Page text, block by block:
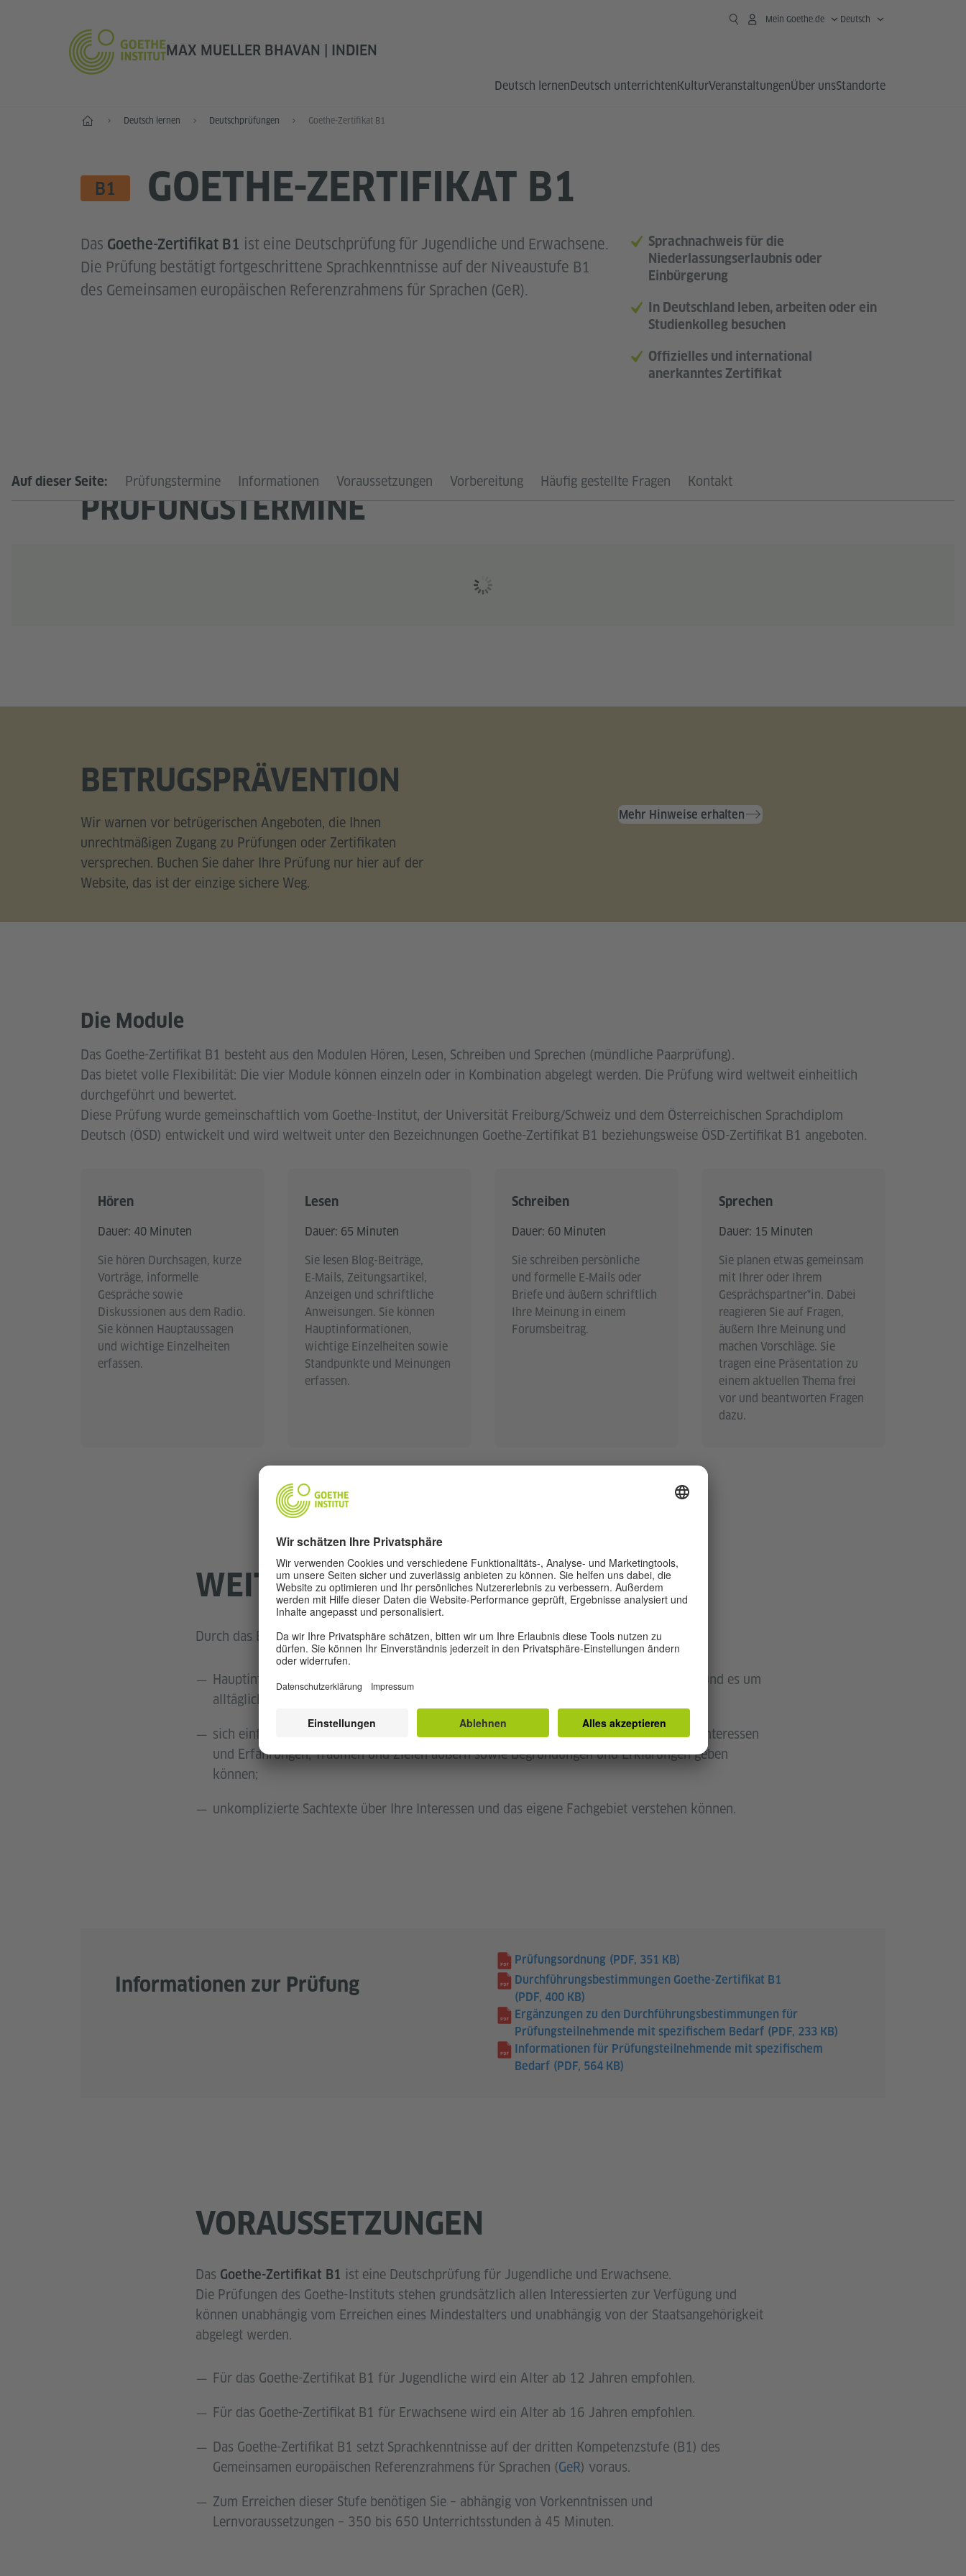
MAX MUELLER BHAVAN | INDIEN
Mein Goethe.de Deutsch
Deutsch lernenDeutsch unterrichtenKulturVeranstaltungenÜber unsStandorte
Start Deutsch lernen Deutschprüfungen Goethe-Zertifikat B1
SPRACHNIVEAU
B1 GOETHE-ZERTIFIKAT B1
Das Goethe-Zertifikat B1 ist eine Deutschprüfung für Jugendliche und Erwachsene.
Die Prüfung bestätigt fortgeschrittene Sprachkenntnisse auf der Niveaustufe B1
des Gemeinsamen europäischen Referenzrahmens für Sprachen (GeR).
Sprachnachweis für die
Niederlassungserlaubnis oder
Einbürgerung
In Deutschland leben, arbeiten oder ein
Studienkolleg besuchen
Offizielles und international
anerkanntes Zertifikat
Auf dieser Seite: Prüfungstermine Informationen Voraussetzungen Vorbereitung Häufig gestellte Fragen Kontakt
PRÜFUNGSTERMINE
BETRUGSPRÄVENTION
Wir warnen vor betrügerischen Angeboten, die Ihnen
unrechtmäßigen Zugang zu Prüfungen oder Zertifikaten
versprechen. Buchen Sie daher Ihre Prüfung nur hier auf der
Website, das ist der einzige sichere Weg.
Mehr Hinweise erhalten
Die Module
Das Goethe-Zertifikat B1 besteht aus den Modulen Hören, Lesen, Schreiben und Sprechen (mündliche Paarprüfung).
Das bietet volle Flexibilität: Die vier Module können einzeln oder in Kombination abgelegt werden. Die Prüfung wird weltweit einheitlich
durchgeführt und bewertet.
Diese Prüfung wurde gemeinschaftlich vom Goethe-Institut, der Universität Freiburg/Schweiz und dem Österreichischen Sprachdiplom
Deutsch (ÖSD) entwickelt und wird weltweit unter den Bezeichnungen Goethe-Zertifikat B1 beziehungsweise ÖSD-Zertifikat B1 angeboten.
Hören
Dauer: 40 Minuten
Sie hören Durchsagen, kurze
Vorträge, informelle
Gespräche sowie
Diskussionen aus dem Radio.
Sie können Hauptaussagen
und wichtige Einzelheiten
erfassen.
Lesen
Dauer: 65 Minuten
Sie lesen Blog-Beiträge,
E‑Mails, Zeitungsartikel,
Anzeigen und schriftliche
Anweisungen. Sie können
Hauptinformationen,
wichtige Einzelheiten sowie
Standpunkte und Meinungen
erfassen.
Schreiben
Dauer: 60 Minuten
Sie schreiben persönliche
und formelle E‑Mails oder
Briefe und äußern schriftlich
Ihre Meinung in einem
Forumsbeitrag.
Sprechen
Dauer: 15 Minuten
Sie planen etwas gemeinsam
mit Ihrer oder Ihrem
Gesprächspartner*in. Dabei
reagieren Sie auf Fragen,
äußern Ihre Meinung und
machen Vorschläge. Sie
tragen eine Präsentation zu
einem aktuellen Thema frei
vor und beantworten Fragen
dazu.
WEITERE INFORMATIONEN
Durch das Bestehen der Prüfung zeigen Sie, dass Sie ...
Hauptinformationen verstehen können, wenn klare Standardsprache gesprochen wird und es um
alltägliche Themen wie Arbeit, Schule oder Freizeit geht;
sich einfach, strukturiert und adressatenbezogen zu vertrauten Themen, persönlichen Interessen
und Erfahrungen, Träumen und Zielen äußern sowie Begründungen und Erklärungen geben
können;
unkomplizierte Sachtexte über Ihre Interessen und das eigene Fachgebiet verstehen können.
Informationen zur Prüfung
Prüfungsordnung (PDF, 351 KB)
Durchführungsbestimmungen Goethe-Zertifikat B1
(PDF, 400 KB)
Ergänzungen zu den Durchführungsbestimmungen für
Prüfungsteilnehmende mit spezifischem Bedarf (PDF, 233 KB)
Informationen für Prüfungsteilnehmende mit spezifischem
Bedarf (PDF, 564 KB)
VORAUSSETZUNGEN
Das Goethe-Zertifikat B1 ist eine Deutschprüfung für Jugendliche und Erwachsene.
Die Prüfungen des Goethe-Instituts stehen grundsätzlich allen Interessierten zur Verfügung und
können unabhängig vom Erreichen eines Mindestalters und unabhängig von der Staatsangehörigkeit
abgelegt werden.
Für das Goethe-Zertifikat B1 für Jugendliche wird ein Alter ab 12 Jahren empfohlen.
Für das Goethe-Zertifikat B1 für Erwachsene wird ein Alter ab 16 Jahren empfohlen.
Das Goethe-Zertifikat B1 setzt Sprachkenntnisse auf der dritten Kompetenzstufe (B1) des
Gemeinsamen europäischen Referenzrahmens für Sprachen (GeR) voraus.
Zum Erreichen dieser Stufe benötigen Sie – abhängig von Vorkenntnissen und
Lernvoraussetzungen – 350 bis 650 Unterrichtsstunden à 45 Minuten.